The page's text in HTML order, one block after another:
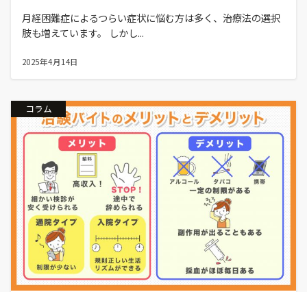
月経困難症によるつらい症状に悩む方は多く、治療法の選択
肢も増えています。 しかし...
2025年4月14日
コラム